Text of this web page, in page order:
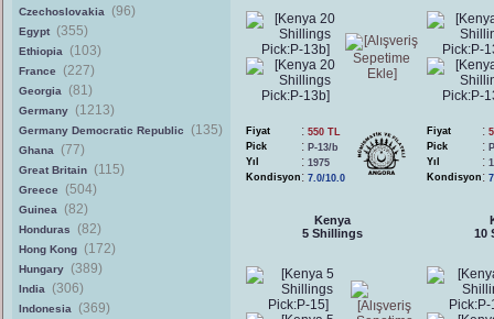
Czechoslovakia (96)
Egypt (355)
Ethiopia (103)
France (227)
Georgia (81)
Germany (1213)
Germany Democratic Republic (135)
Ghana (77)
Great Britain (115)
Greece (504)
Guinea (82)
Honduras (82)
Hong Kong (172)
Hungary (389)
India (306)
Indonesia (369)
Fiyat : 550 TL
Pick
: P-13/b
Yıl
: 1975
Kondisyon : 7.0/10.0
Fiyat :
Pick
:
Yıl
:
Kondisyon :
Kenya
5 Shillings
10